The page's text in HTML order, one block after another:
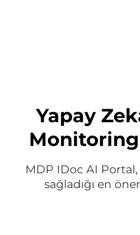
Yapay
Monitoring
MDP IDoc AI
sağladığı en